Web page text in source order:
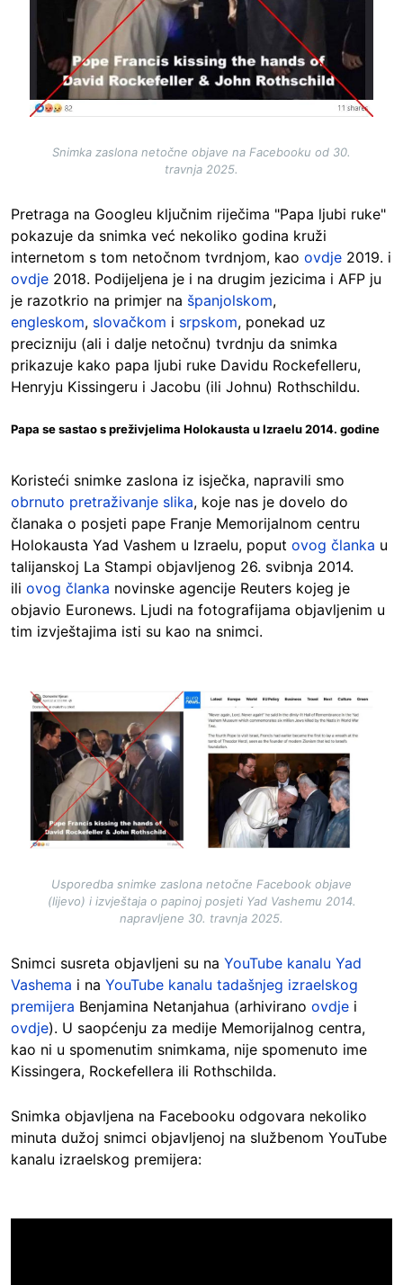
Snimka zaslona netočne objave na Facebooku od 30.
travnja 2025.
Pretraga na Googleu ključnim riječima "Papa ljubi ruke"
pokazuje da snimka već nekoliko godina kruži
internetom s tom netočnom tvrdnjom, kao ovdje 2019. i
ovdje 2018. Podijeljena je i na drugim jezicima i AFP ju
je razotkrio na primjer na španjolskom,
engleskom, slovačkom i srpskom, ponekad uz
precizniju (ali i dalje netočnu) tvrdnju da snimka
prikazuje kako papa ljubi ruke Davidu Rockefelleru,
Henryju Kissingeru i Jacobu (ili Johnu) Rothschildu.
Papa se sastao s preživjelima Holokausta u Izraelu 2014. godine
Koristeći snimke zaslona iz isječka, napravili smo
obrnuto pretraživanje slika, koje nas je dovelo do
članaka o posjeti pape Franje Memorijalnom centru
Holokausta Yad Vashem u Izraelu, poput ovog članka u
talijanskoj La Stampi objavljenog 26. svibnja 2014.
ili ovog članka novinske agencije Reuters kojeg je
objavio Euronews. Ljudi na fotografijama objavljenim u
tim izvještajima isti su kao na snimci.
Image
Usporedba snimke zaslona netočne Facebook objave
(lijevo) i izvještaja o papinoj posjeti Yad Vashemu 2014.
napravljene 30. travnja 2025.
Snimci susreta objavljeni su na YouTube kanalu Yad
Vashema i na YouTube kanalu tadašnjeg izraelskog
premijera Benjamina Netanjahua (arhivirano ovdje i
ovdje). U saopćenju za medije Memorijalnog centra,
kao ni u spomenutim snimkama, nije spomenuto ime
Kissingera, Rockefellera ili Rothschilda.
Snimka objavljena na Facebooku odgovara nekoliko
minuta dužoj snimci objavljenoj na službenom YouTube
kanalu izraelskog premijera: